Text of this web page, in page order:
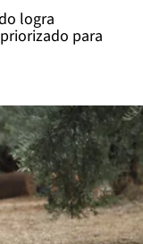
logra
para